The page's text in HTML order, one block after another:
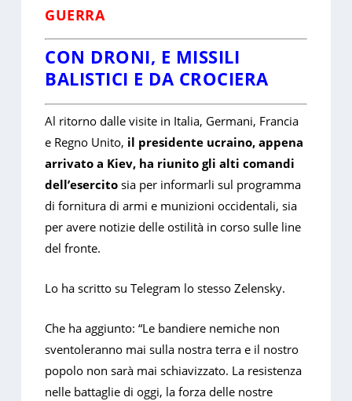
GUERRA
CON DRONI, E MISSILI
BALISTICI E DA CROCIERA
Al ritorno dalle visite in Italia, Germani, Francia
e Regno Unito, il presidente ucraino, appena
arrivato a Kiev, ha riunito gli alti comandi
dell’esercito sia per informarli sul programma
di fornitura di armi e munizioni occidentali, sia
per avere notizie delle ostilità in corso sulle line
del fronte.
Lo ha scritto su Telegram lo stesso Zelensky.
Che ha aggiunto: “Le bandiere nemiche non
sventoleranno mai sulla nostra terra e il nostro
popolo non sarà mai schiavizzato. La resistenza
nelle battaglie di oggi, la forza delle nostre